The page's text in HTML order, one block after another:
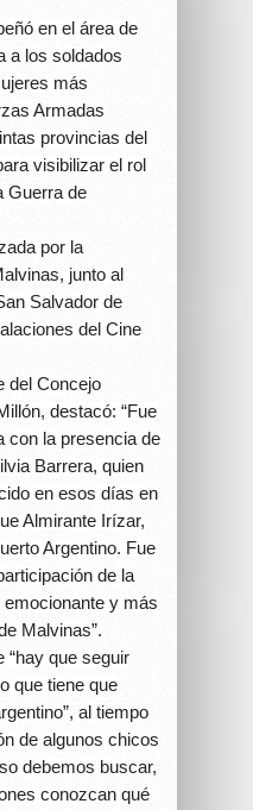
en el área de
a los soldados
más
Armadas
provincias del
visibilizar el rol
Guerra de
por la
junto al
Salvador de
del Cine
del Concejo
destacó: “Fue
con la presencia de
Barrera, quien
en esos días en
Almirante Irízar,
Argentino. Fue
de la
y más
Malvinas”.
“hay que seguir
que tiene que
al tiempo
de algunos chicos
debemos buscar,
conozcan qué